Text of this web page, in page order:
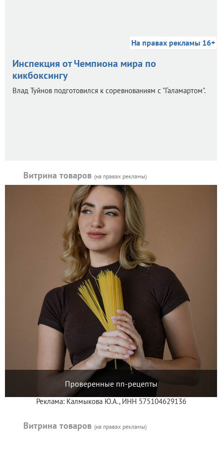
На правах рекламы 16+
Инспекция от Чемпиона мира по
кикбоксингу
Влад Туйнов подготовился к соревнованиям с "Галамартом".
Витрина товаров (на правах рекламы)
Проверенные пп-рецепты
Реклама: Калмыкова Ю.А., ИНН 575104629136
Витрина товаров (на правах рекламы)